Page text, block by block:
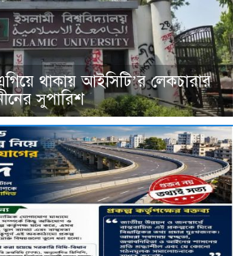
থাকায় আইসিটি’র লেকচারার
সুপারিশ